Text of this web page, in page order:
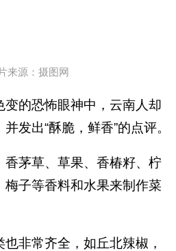
来源：摄图网
的恐怖眼神中，云南人却
发出“酥脆，鲜香”的点评。
香茅草、草果、香椿籽、柠
子等香料和水果来制作菜
非常齐全，如丘北辣椒，